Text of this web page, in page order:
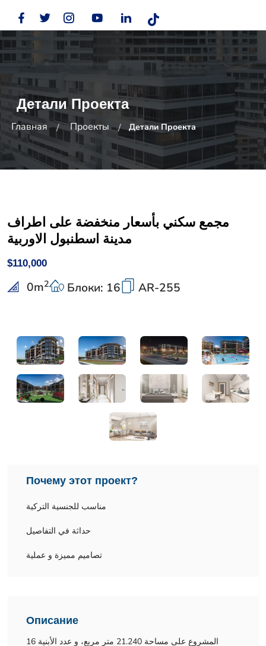
Детали Проекта
Главная Проекты Детали Проекта
مجمع سكني بأسعار منخفضة على اطراف
مدينة اسطنبول الاوربية
$110,000
0m2 Блоки: 16 AR-255
Почему этот проект?
مناسب للجنسية التركية
حداثة في التفاصيل
تصاميم مميزة و عملية
Описание
المشروع على مساحة 21.240 متر مربع، و عدد الأبنية 16